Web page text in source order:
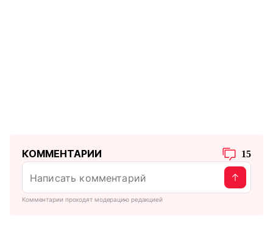
КОММЕНТАРИИ 15
Комментарии проходят модерацию редакцией